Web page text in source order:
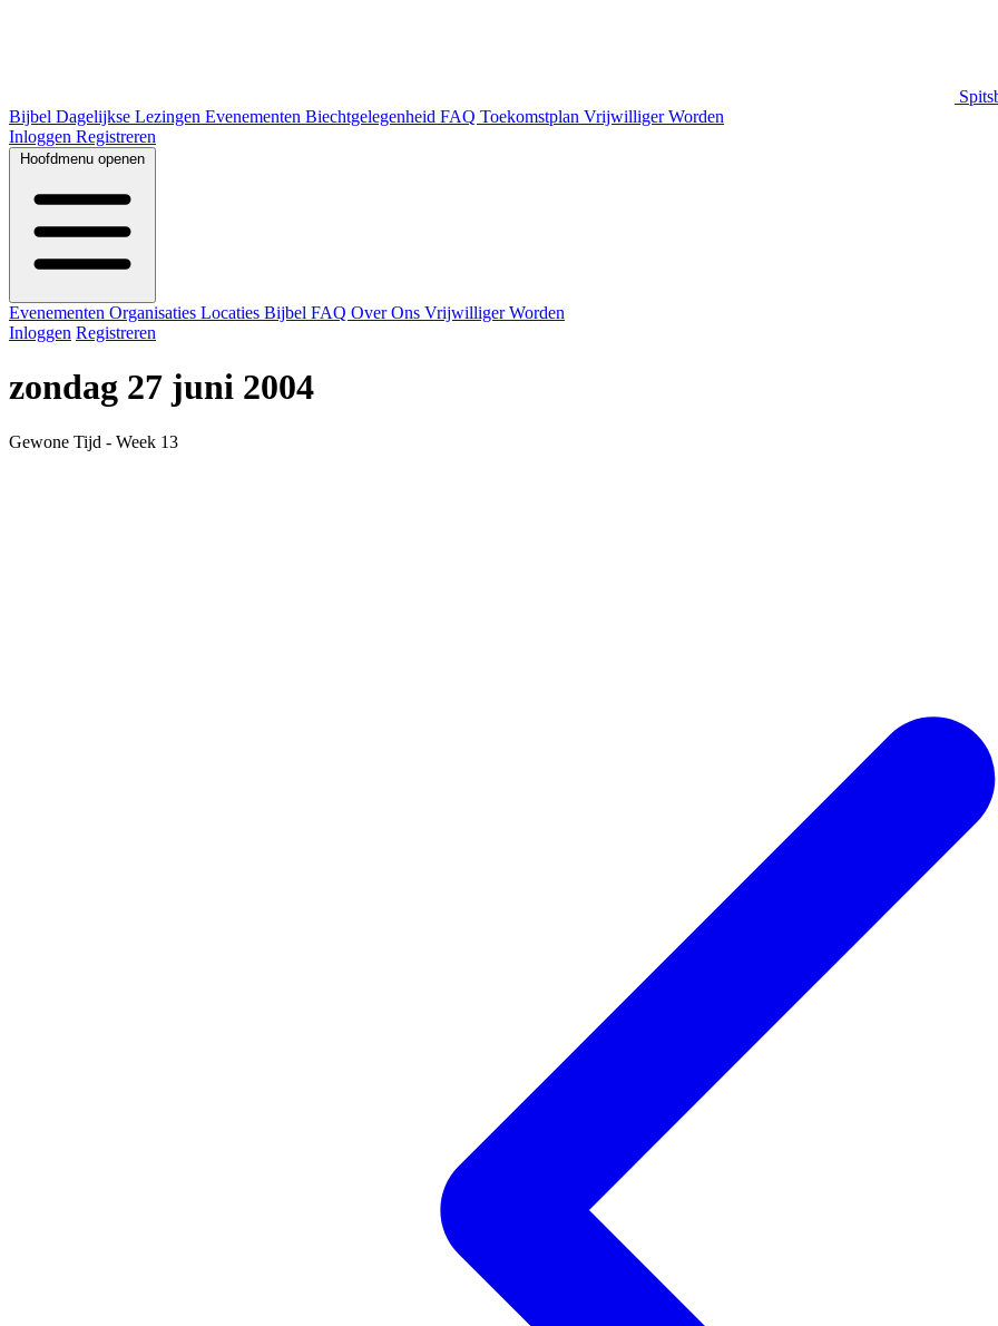
Bijbel Dagelijkse Lezingen Evenementen Biechtgelegenheid FAQ Toekomstplan Vrijwilliger Worden
Inloggen Registreren
Hoofdmenu openen
Evenementen Organisaties Locaties Bijbel FAQ Over Ons Vrijwilliger Worden
Inloggen Registreren
zondag 27 juni 2004
Gewone Tijd - Week 13